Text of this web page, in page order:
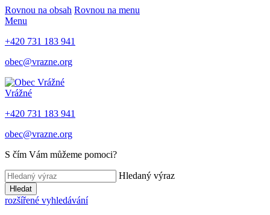
Rovnou na obsah Rovnou na menu
Menu
+420 731 183 941
obec@vrazne.org
Vrážné
+420 731 183 941
obec@vrazne.org
S čím Vám můžeme pomoci?
Hledaný výraz
Hledat
rozšířené vyhledávání